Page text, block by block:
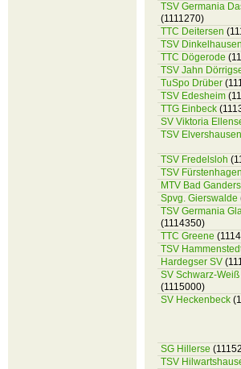
TSV Germania
(1111270)
TTC Deitersen
TSV Dinkelhausen
TTC Dögerode
TSV Jahn
TuSpo Drüber
TSV Edesheim
TTG Einbeck
SV Viktoria
TSV Elvershausen
TSV Fredelsloh
TSV Fürstenhagen
MTV Bad
Spvg. Gierswalde
TSV Germania
(1114350)
TTC Greene
TSV
Hardegser SV
SV Schwarz-
(1115000)
SV Heckenbeck
SG Hillerse
TSV